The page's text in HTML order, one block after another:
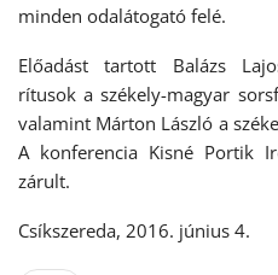
minden odalátogató felé.
Előadást tartott Balázs
rítusok a székely-magyar
valamint Márton László a
A konferencia Kisné Portik
zárult.
Csíkszereda, 2016. június 4.